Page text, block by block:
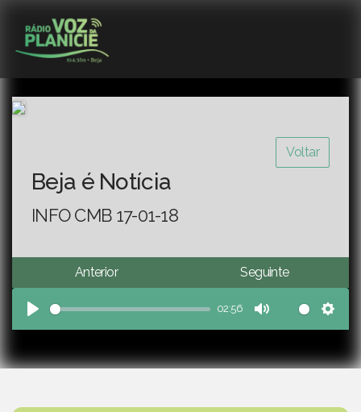
Voltar
Beja é Notícia
INFO CMB 17-01-18
Anterior Seguinte
Play
02:56
Mute